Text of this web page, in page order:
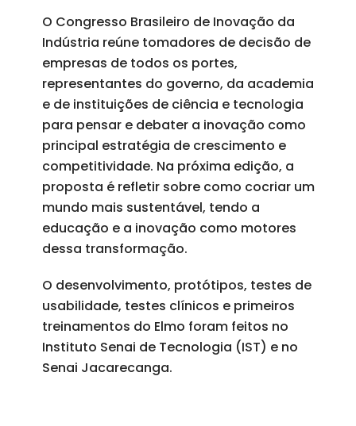
O Congresso Brasileiro de Inovação da
Indústria reúne tomadores de decisão de
empresas de todos os portes,
representantes do governo, da academia
e de instituições de ciência e tecnologia
para pensar e debater a inovação como
principal estratégia de crescimento e
competitividade. Na próxima edição, a
proposta é refletir sobre como cocriar um
mundo mais sustentável, tendo a
educação e a inovação como motores
dessa transformação.
O desenvolvimento, protótipos, testes de
usabilidade, testes clínicos e primeiros
treinamentos do Elmo foram feitos no
Instituto Senai de Tecnologia (IST) e no
Senai Jacarecanga.